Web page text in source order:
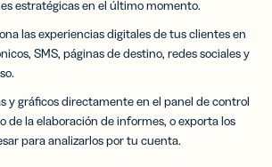
estratégicas en el último momento.
las experiencias digitales de tus clientes en
SMS, páginas de destino, redes sociales y
y gráficos directamente en el panel de control
de la elaboración de informes, o exporta los
para analizarlos por tu cuenta.